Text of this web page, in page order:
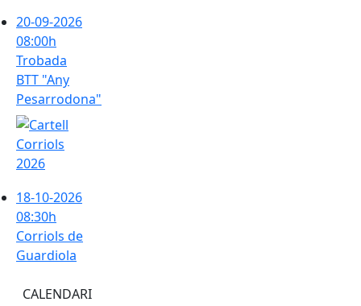
20-09-2026
08:00h
Trobada
BTT "Any
Pesarrodona"
Corriols de Guardiola
18-10-2026
08:30h
Corriols de
Guardiola
CALENDARI